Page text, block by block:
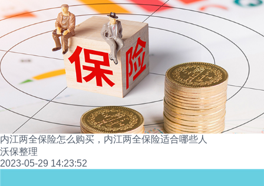
内江两全保险怎么购买，内江两全保险适合哪些人
沃保整理
2023-05-29 14:23:52